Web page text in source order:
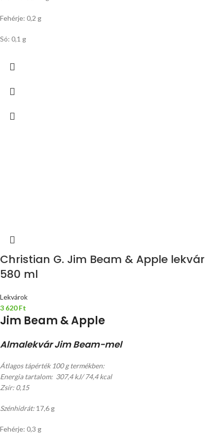
Fehérje: 0,2 g
Só: 0,1 g
Christian G. Jim Beam & Apple lekvár
580 ml
Lekvárok
3 620Ft
Jim Beam & Apple
Almalekvár Jim Beam-mel
Átlagos tápérték 100 g termékben:
Energia tartalom: 307,4 kJ/ 74,4 kcal
Zsír: 0,15
Szénhidrát: 17,6 g
Fehérje: 0,3 g